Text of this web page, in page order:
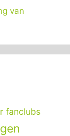
van
fanclubs